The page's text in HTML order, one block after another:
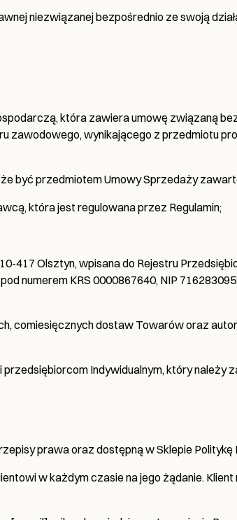
niezwiązanej bezpośrednio ze swoją
która zawiera umowę związaną
zawodowego, wynikającego z przedmiotu
być przedmiotem Umowy Sprzedaży
która jest regulowana przez Regulamin;
417 Olsztyn, wpisana do Rejestru
numerem KRS 0000867640, NIP
comiesięcznych dostaw Towarów oraz
przedsiębiorcom Indywidualnym, który
prawa oraz dostępną w Sklepie
w każdym czasie na jego żądanie.